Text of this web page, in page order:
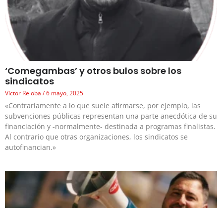
‘Comegambas’ y otros bulos sobre los
sindicatos
Víctor Reloba 6 mayo, 2025
«Contrariamente a lo que suele afirmarse, por ejemplo, las
subvenciones públicas representan una parte anecdótica de su
financiación y -normalmente- destinada a programas finalistas.
Al contrario que otras organizaciones, los sindicatos se
autofinancian.»